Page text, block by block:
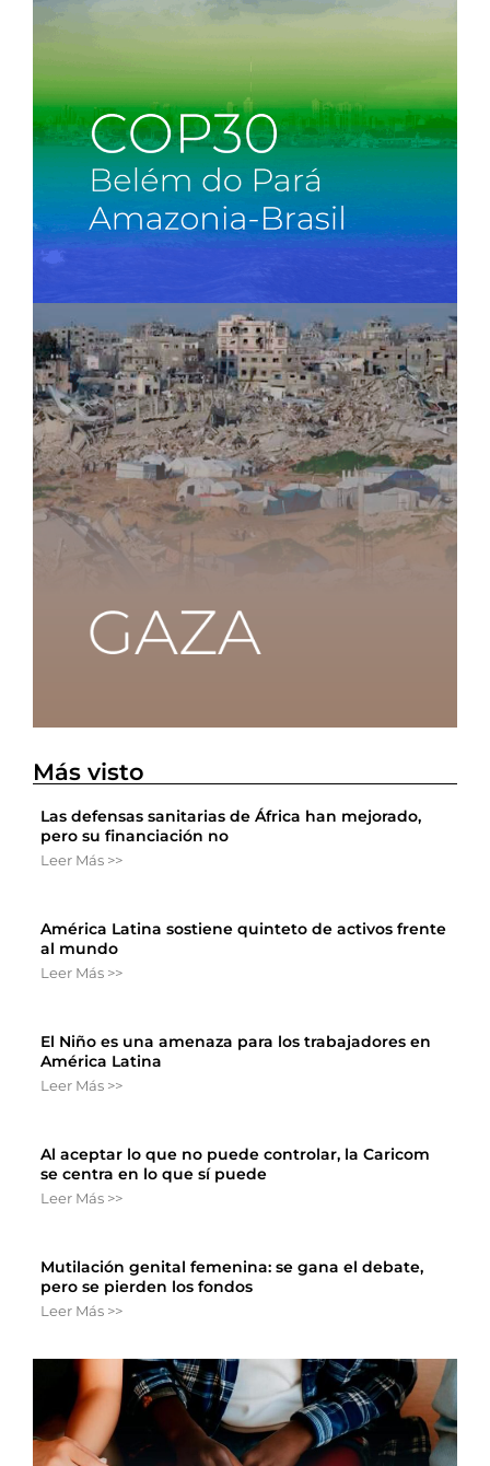
Más visto
Las defensas sanitarias de África han mejorado,
pero su financiación no
Leer Más >>
América Latina sostiene quinteto de activos frente
al mundo
Leer Más >>
El Niño es una amenaza para los trabajadores en
América Latina
Leer Más >>
Al aceptar lo que no puede controlar, la Caricom
se centra en lo que sí puede
Leer Más >>
Mutilación genital femenina: se gana el debate,
pero se pierden los fondos
Leer Más >>